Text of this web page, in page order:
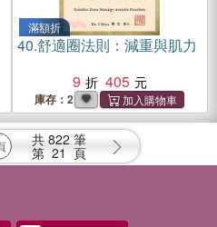
滿額折
40.舒適圈法則：減重與肌力
9
405
庫存：2
共 822 筆
第 21 頁